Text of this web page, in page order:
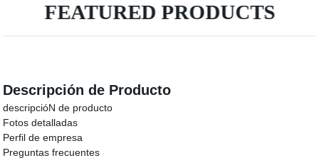
FEATURED PRODUCTS
Descripción de Producto
descripcióN de producto
Fotos detalladas
Perfil de empresa
Preguntas frecuentes